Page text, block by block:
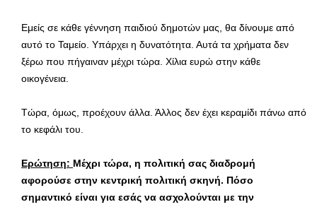
Εμείς σε κάθε γέννηση παιδιού δημοτών μας, θα δίνουμε από
αυτό το Ταμείο. Υπάρχει η δυνατότητα. Αυτά τα χρήματα δεν
ξέρω που πήγαιναν μέχρι τώρα. Χίλια ευρώ στην κάθε
οικογένεια.
Τώρα, όμως, προέχουν άλλα. Άλλος δεν έχει κεραμίδι πάνω από
το κεφάλι του.
Ερώτηση: Μέχρι τώρα, η πολιτική σας διαδρομή
αφορούσε στην κεντρική πολιτική σκηνή. Πόσο
σημαντικό είναι για εσάς να ασχολούνται με την